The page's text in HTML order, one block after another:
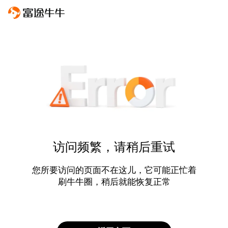
访问频繁，请稍后重试
您所要访问的页面不在这儿，它可能正忙着
刷牛牛圈，稍后就能恢复正常